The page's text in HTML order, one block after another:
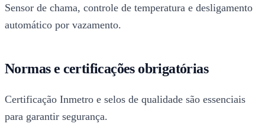
Sensor de chama, controle de temperatura e desligamento
automático por vazamento.
Normas e certificações obrigatórias
Certificação Inmetro e selos de qualidade são essenciais
para garantir segurança.